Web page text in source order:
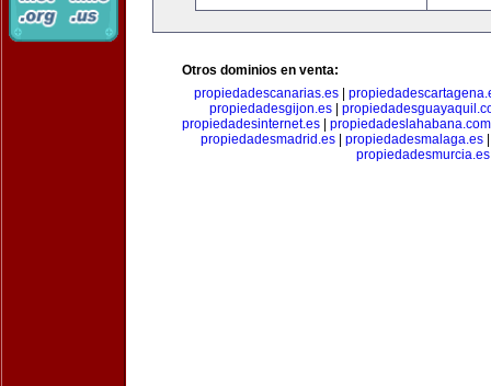
Otros dominios en venta:
propiedadescanarias.es|
propiedadesgijon.es
propiedadesinternet.es
propiedadeslahabana.com
propiedadesmadrid.es
propiedadesmalaga.es
propiedadesmurcia.es